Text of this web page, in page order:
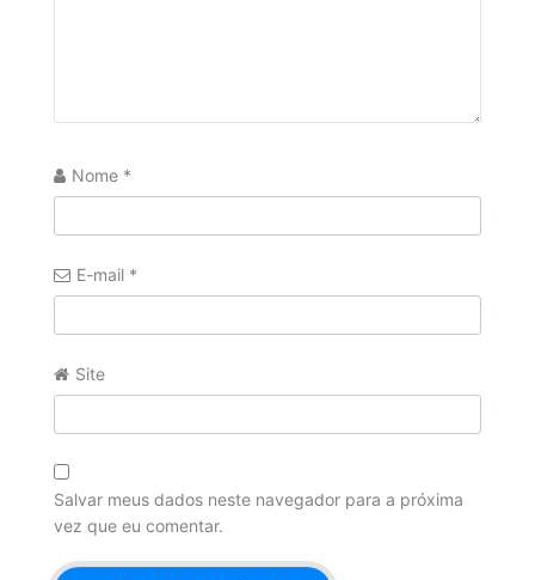
Nome *
E-mail *
Site
Salvar meus dados neste navegador para a próxima
vez que eu comentar.